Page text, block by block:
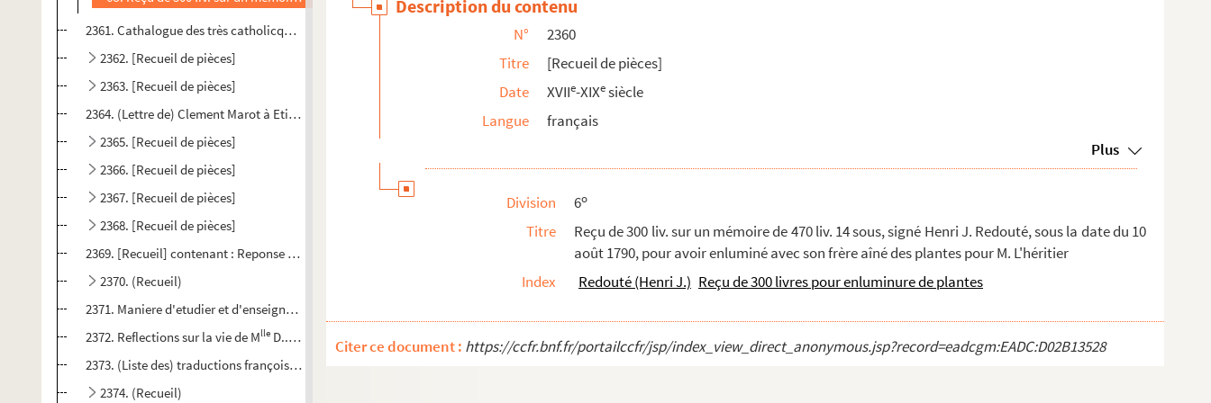
2361. Cathalogue des très catholicques et sainctz peres qui dès le temps des Apostres, ou peu après, ont e...
2362. [Recueil de pièces]
2363. [Recueil de pièces]
2364. (Lettre de) Clement Marot à Etienne Dolet, (mise en tête de l'édition des œuvres de ce poète donnée ...
2365. [Recueil de pièces]
2366. [Recueil de pièces]
2367. [Recueil de pièces]
2368. [Recueil de pièces]
2369. [Recueil] contenant : Reponse à dix articles sur les matieres de la Grace, dans laquelle on developp...
2370. (Recueil)
2371. Maniere d'etudier et d'enseigner les humanités, par le R. P...... de l'Oratoire
2372. Reflections sur la vie de Mlle D.... (Destancheaux), addressées à madame sa tante la Reverende Mere ...
2373. (Liste des) traductions françoises des ouvrages des SS. Peres, grecs et latins, suivant l'ordre chro...
2374. (Recueil)
Description du contenu
N°
2360
Titre
[Recueil de pièces]
Date
XVIIe-XIXesiècle
Langue
français
Plus
Division 6o
Titre
Reçu de 300 liv. sur un mémoire de 470 liv. 14 sous, signé Henri J. Redouté, sous la date du 10
août 1790, pour avoir enluminé avec son frère aîné des plantes pour M. L'héritier
Index
Redouté (Henri J.) Reçu de 300 livres pour enluminure de plantes
Citer ce document : https://ccfr.bnf.fr/portailccfr/jsp/index_view_direct_anonymous.jsp?record=eadcgm:EADC:D02B13528